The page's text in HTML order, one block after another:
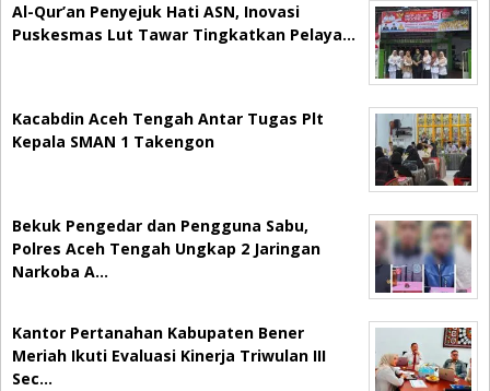
Al-Qur’an Penyejuk Hati ASN, Inovasi
Puskesmas Lut Tawar Tingkatkan Pelaya…
Kacabdin Aceh Tengah Antar Tugas Plt
Kepala SMAN 1 Takengon
Bekuk Pengedar dan Pengguna Sabu,
Polres Aceh Tengah Ungkap 2 Jaringan
Narkoba A…
Kantor Pertanahan Kabupaten Bener
Meriah Ikuti Evaluasi Kinerja Triwulan III
Sec…